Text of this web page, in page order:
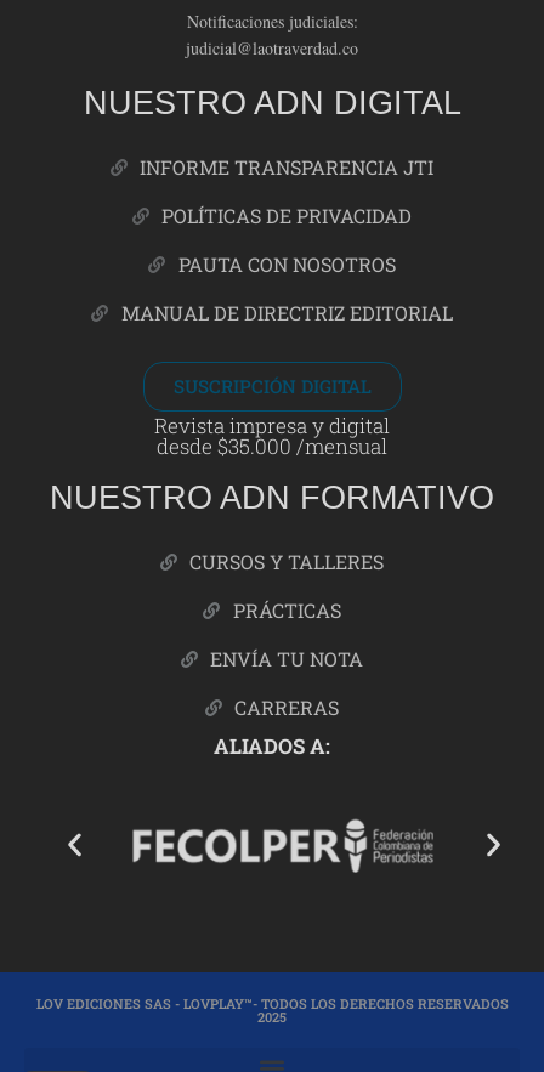
Notificaciones judiciales:
judicial@laotraverdad.co
NUESTRO ADN DIGITAL
INFORME TRANSPARENCIA JTI
POLÍTICAS DE PRIVACIDAD
PAUTA CON NOSOTROS
MANUAL DE DIRECTRIZ EDITORIAL
SUSCRIPCIÓN DIGITAL
Revista impresa y digital
desde $35.000 /mensual
NUESTRO ADN FORMATIVO
CURSOS Y TALLERES
PRÁCTICAS
ENVÍA TU NOTA
CARRERAS
ALIADOS A:
LOV EDICIONES SAS - LOVPLAY™- TODOS LOS DERECHOS RESERVADOS
2025